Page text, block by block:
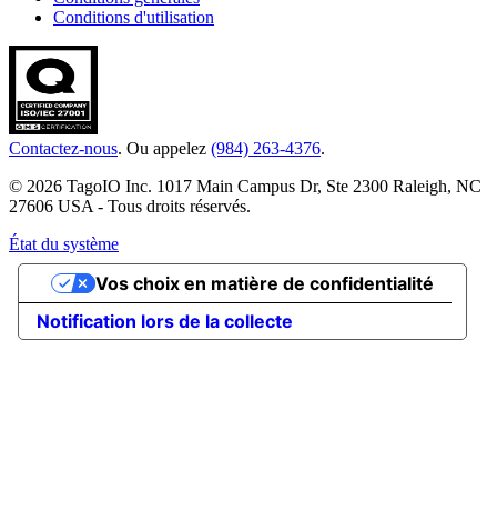
Conditions d'utilisation
Contactez-nous. Ou appelez (984) 263-4376.
© 2026 TagoIO Inc. 1017 Main Campus Dr, Ste 2300 Raleigh, NC
27606 USA - Tous droits réservés.
État du système
Notification lors de la collecte
Vos choix en matière de confidentialité